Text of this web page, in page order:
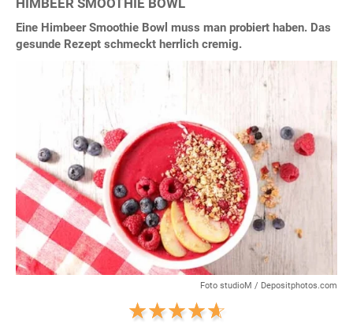
HIMBEER SMOOTHIE BOWL
Eine Himbeer Smoothie Bowl muss man probiert haben. Das
gesunde Rezept schmeckt herrlich cremig.
Foto studioM / Depositphotos.com